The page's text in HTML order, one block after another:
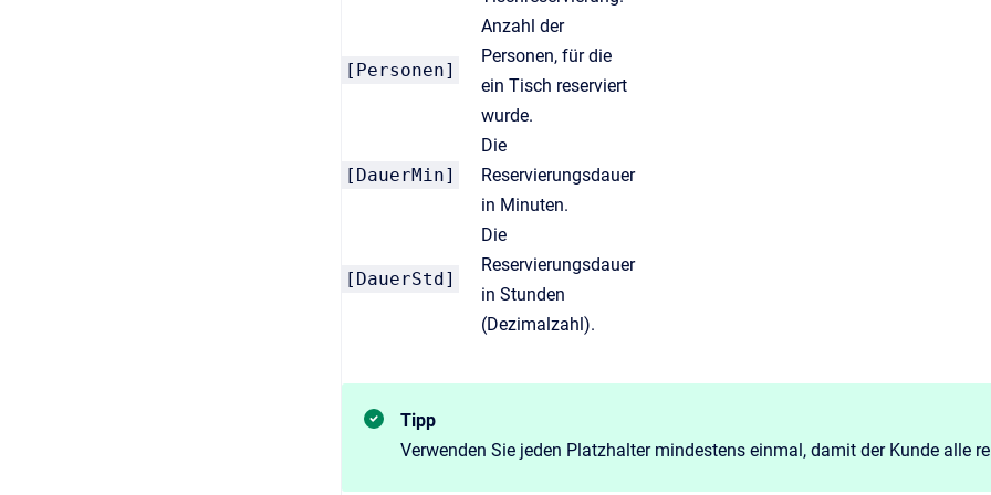
[Personen]
Anzahl der
Personen, für die
ein Tisch reserviert
wurde.
[DauerMin]
Die
Reservierungsdauer
in Minuten.
[DauerStd]
Die
Reservierungsdauer
in Stunden
(Dezimalzahl).
Tipp
Verwenden Sie jeden Platzhalter mindestens einmal, damit der Kunde alle